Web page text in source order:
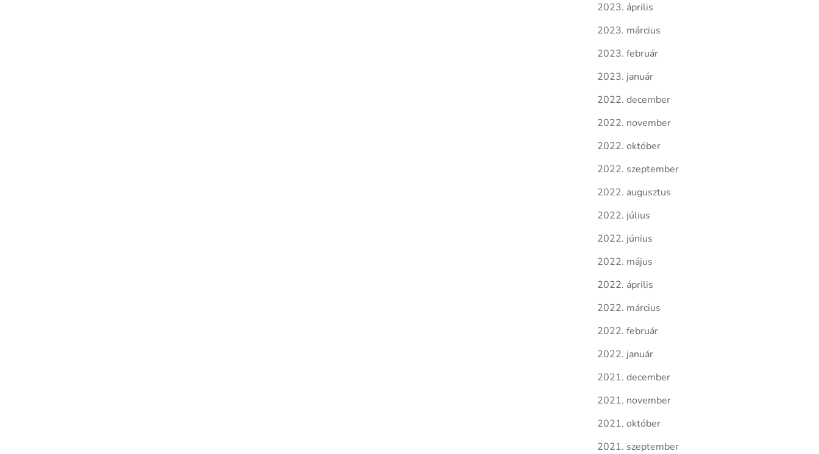
2023. április
2023. március
2023. február
2023. január
2022. december
2022. november
2022. október
2022. szeptember
2022. augusztus
2022. július
2022. június
2022. május
2022. április
2022. március
2022. február
2022. január
2021. december
2021. november
2021. október
2021. szeptember